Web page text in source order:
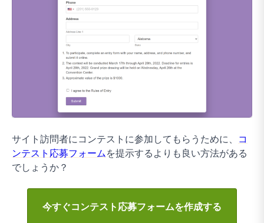
サイト訪問者にコンテストに参加してもらうために、 コ
ンテスト応募フォーム を提示するよりも良い方法がある
でしょうか？
今すぐコンテスト応募フォームを作成する